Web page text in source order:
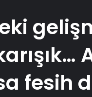
fesih